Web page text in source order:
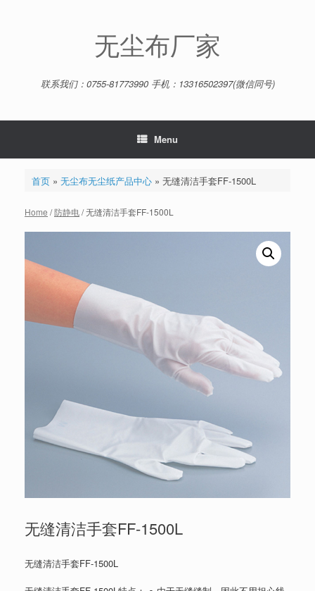
无尘布厂家
联系我们：0755-81773990 手机：13316502397(微信同号)
Menu
首页» 无尘布无尘纸产品中心» 无缝清洁手套FF-1500L
Home /防静电/ 无缝清洁手套FF-1500L
无缝清洁手套FF-1500L
无缝清洁手套FF-1500L